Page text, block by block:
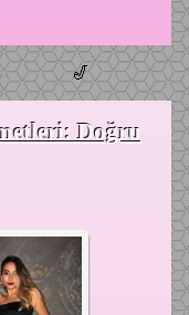
🎷
Doğru